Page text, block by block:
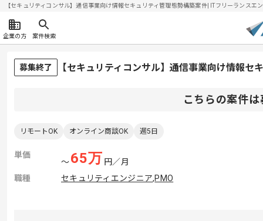
【セキュリティコンサル】通信事業向け情報セキュリティ管理態勢構築案件| ITフリーランス
企業の方 案件検索
募集終了 【セキュリティコンサル】通信事業向け情報
こちらの案件
リモートOK オンライン商談OK 週5日
単価
〜65万 円／月
職種
セキュリティエンジニア,PMO